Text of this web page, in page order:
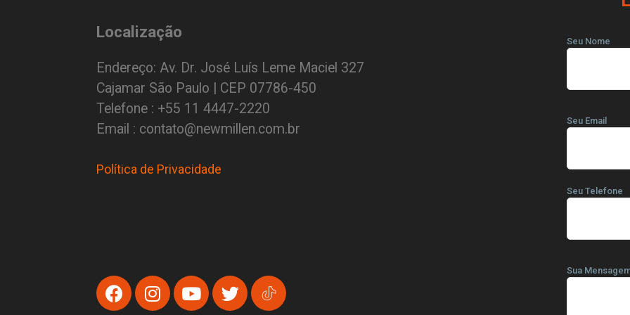
Localização
Endereço: Av. Dr. José Luís Leme Maciel 327
Cajamar São Paulo | CEP 07786-450
Telefone : +55 11 4447-2220
Email : contato@newmillen.com.br
Política de Privacidade
Seu Nome
Seu Email
Seu Telefone
Sua